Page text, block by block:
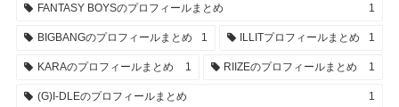
FANTASY BOYSのプロフィールまとめ 1
BIGBANGのプロフィールまとめ 1 ILLITプロフィールまとめ 1
KARAのプロフィールまとめ 1 RIIZEのプロフィールまとめ 1
(G)I-DLEのプロフィールまとめ 1